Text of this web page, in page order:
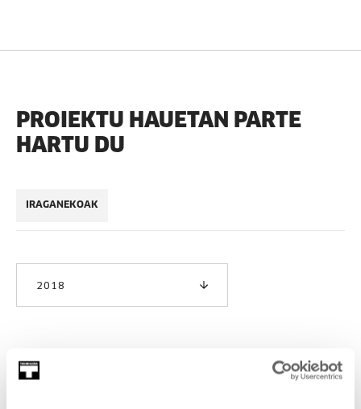
PROIEKTU HAUETAN PARTE
HARTU DU
IRAGANEKOAK
2018